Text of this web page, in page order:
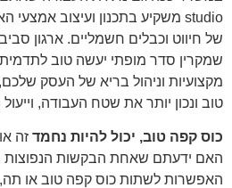
studio משקיע בתכנון ועיצוב אמצעי
של חיווט וכבלים חשמליים. ארגון
שמקרין סדר מופתי יעשה טוב לתדמית
מקצועיות וניהול בריא של העסק
טוב ונכון יותר את שטח העבודה,
כוס קפה טוב, יכול להיות נחמד זה
האם ידעתם שאחת הבקשות הנפוצות
האפשרות לשתות כוס קפה טוב או